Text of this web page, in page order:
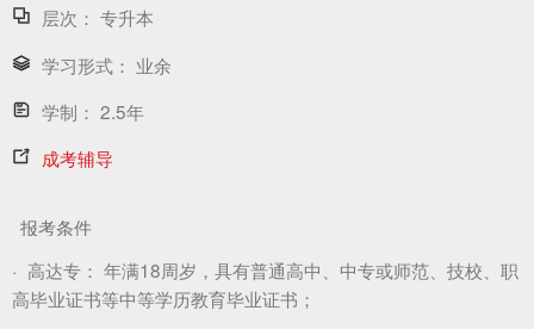
层次： 专升本
学习形式： 业余
学制： 2.5年
成考辅导
报考条件
· 高达专： 年满18周岁，具有普通高中、中专或师范、技校、职
高毕业证书等中等学历教育毕业证书；